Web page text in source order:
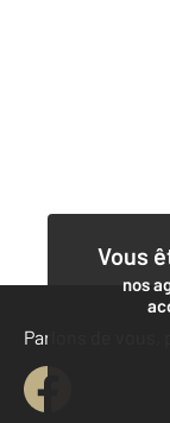
Vous
nos
Parlons de vous,